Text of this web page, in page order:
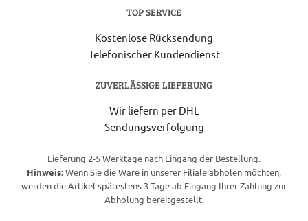
TOP SERVICE
Kostenlose Rücksendung
Telefonischer Kundendienst
ZUVERLÄSSIGE LIEFERUNG
Wir liefern per DHL
Sendungsverfolgung
Lieferung 2-5 Werktage nach Eingang der Bestellung.
Hinweis:Wenn Sie die Ware in unserer Filiale abholen möchten,
werden die Artikel spätestens 3 Tage ab Eingang Ihrer Zahlung zur
Abholung bereitgestellt.